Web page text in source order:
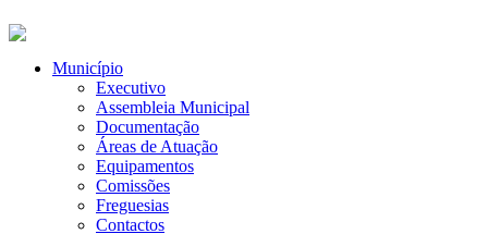
Município
Executivo
Assembleia Municipal
Documentação
Áreas de Atuação
Equipamentos
Comissões
Freguesias
Contactos